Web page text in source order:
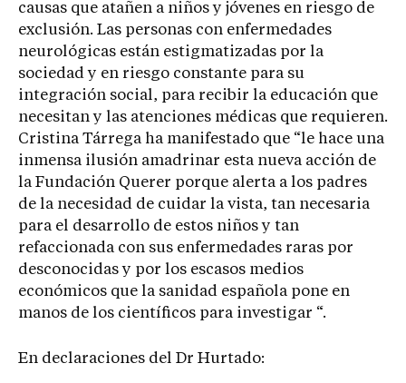
causas que atañen a niños y jóvenes en riesgo de
exclusión. Las personas con enfermedades
neurológicas están estigmatizadas por la
sociedad y en riesgo constante para su
integración social, para recibir la educación que
necesitan y las atenciones médicas que requieren.
Cristina Tárrega ha manifestado que “le hace una
inmensa ilusión amadrinar esta nueva acción de
la Fundación Querer porque alerta a los padres
de la necesidad de cuidar la vista, tan necesaria
para el desarrollo de estos niños y tan
refaccionada con sus enfermedades raras por
desconocidas y por los escasos medios
económicos que la sanidad española pone en
manos de los científicos para investigar “.
En declaraciones del Dr Hurtado: